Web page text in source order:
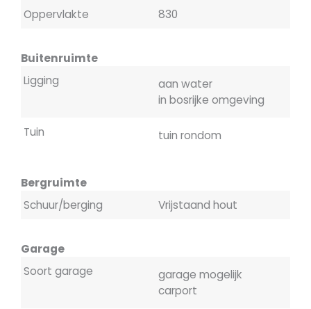
Oppervlakte
830
Buitenruimte
Ligging
aan water
in bosrijke omgeving
Tuin tuin rondom
Bergruimte
Schuur/berging
Vrijstaand hout
Garage
Soort garage
garage mogelijk
carport